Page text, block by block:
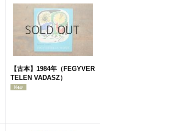
【古本】1984年（FEGYVER
TELEN VADASZ）